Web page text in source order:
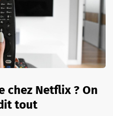
chez Netflix ? On
tout